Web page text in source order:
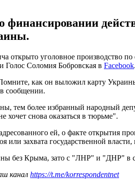
финансировании
уголовное производство по
Голос Соломия Бобровская в Facebook.
как он выложил карту
сообщении.
тем более избранный народный
хочет снова оказаться в тюрьме".
ей, о факте открытия
или захвата государственной
без Крыма, зато с "ЛНР" и "ДНР" в
канал https://t.me/korrespondentnet